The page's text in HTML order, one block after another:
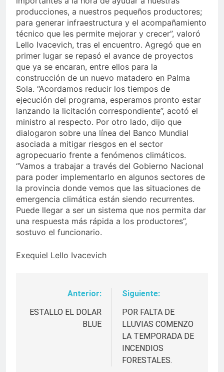
producciones, a nuestros pequeños productores;
para generar infraestructura y el acompañamiento
técnico que les permite mejorar y crecer”, valoró
Lello Ivacevich, tras el encuentro. Agregó que en
primer lugar se repasó el avance de proyectos
que ya se encaran, entre ellos para la
construcción de un nuevo matadero en Palma
Sola. “Acordamos reducir los tiempos de
ejecución del programa, esperamos pronto estar
lanzando la licitación correspondiente”, acotó el
ministro al respecto. Por otro lado, dijo que
dialogaron sobre una línea del Banco Mundial
asociada a mitigar riesgos en el sector
agropecuario frente a fenómenos climáticos.
“Vamos a trabajar a través del Gobierno Nacional
para poder implementarlo en algunos sectores de
la provincia donde vemos que las situaciones de
emergencia climática están siendo recurrentes.
Puede llegar a ser un sistema que nos permita dar
una respuesta más rápida a los productores”,
sostuvo el funcionario.
Exequiel Lello Ivacevich
Navegación
de
Anterior:
ESTALLO EL DOLAR
BLUE
Siguiente:
POR FALTA DE
LLUVIAS COMENZO
LA TEMPORADA DE
INCENDIOS
FORESTALES.